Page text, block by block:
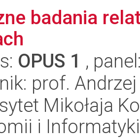
badania
OPUS 1 ,
prof.
Mikołaja
i